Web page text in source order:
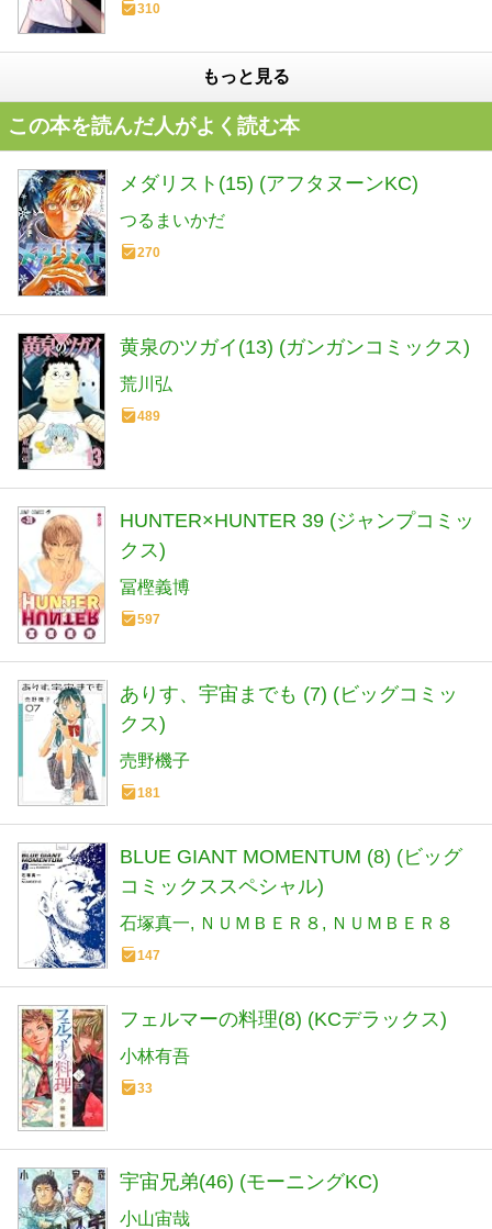
310
もっと見る
この本を読んだ人がよく読む本
メダリスト(15) (アフタヌーンKC)
つるまいかだ
270
黄泉のツガイ(13) (ガンガンコミックス)
荒川弘
489
HUNTER×HUNTER 39 (ジャンプコミッ
クス)
冨樫義博
597
ありす、宇宙までも (7) (ビッグコミッ
クス)
売野機子
181
BLUE GIANT MOMENTUM (8) (ビッグ
コミックススペシャル)
石塚真一 ＮＵＭＢＥＲ８ ＮＵＭＢＥＲ８
147
フェルマーの料理(8) (KCデラックス)
小林有吾
33
宇宙兄弟(46) (モーニングKC)
小山宙哉